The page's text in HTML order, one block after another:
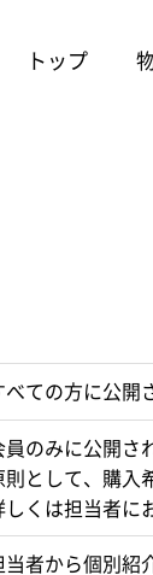
トップ
べての方に公開
員のみに公開さ
則として、購入
しくは担当者に
当者から個別紹